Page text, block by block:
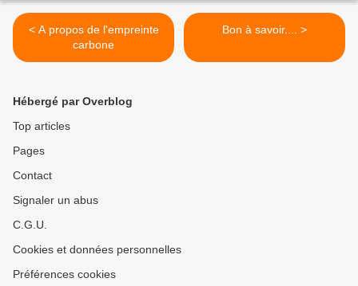
< A propos de l'empreinte
carbone
Bon à savoir.... >
Hébergé par Overblog
Top articles
Pages
Contact
Signaler un abus
C.G.U.
Cookies et données personnelles
Préférences cookies